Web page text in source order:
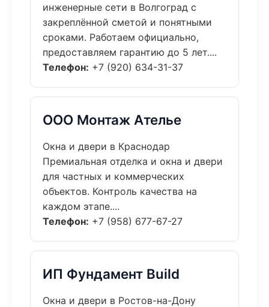
инженерные сети в Волгоград с
закреплённой сметой и понятными
сроками. Работаем официально,
предоставляем гарантию до 5 лет....
Телефон: +7 (920) 634-31-37
ООО Монтаж Ателье
Окна и двери в Краснодар
Премиальная отделка и окна и двери
для частных и коммерческих
объектов. Контроль качества на
каждом этапе....
Телефон: +7 (958) 677-67-27
ИП Фундамент Build
Окна и двери в Ростов-на-Дону